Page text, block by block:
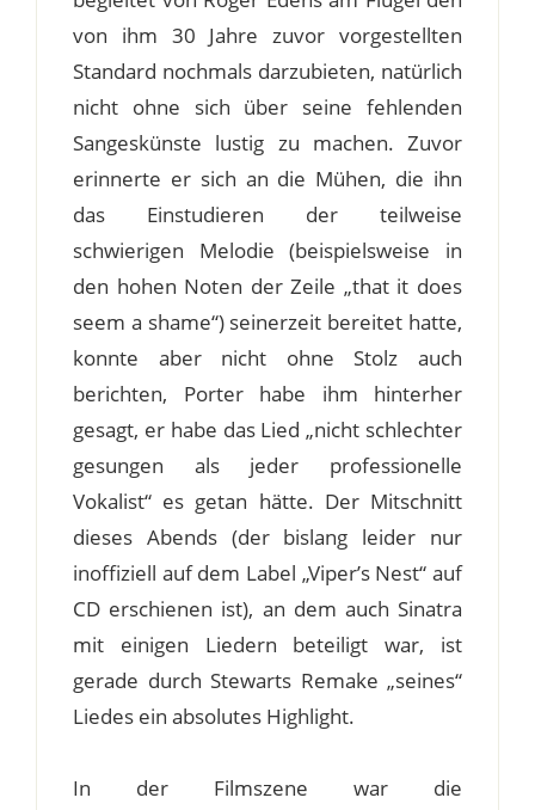
von ihm 30 Jahre zuvor vorgestellten
Standard nochmals darzubieten, natürlich
nicht ohne sich über seine fehlenden
Sangeskünste lustig zu machen. Zuvor
erinnerte er sich an die Mühen, die ihn
das Einstudieren der teilweise
schwierigen Melodie (beispielsweise in
den hohen Noten der Zeile „that it does
seem a shame“) seinerzeit bereitet hatte,
konnte aber nicht ohne Stolz auch
berichten, Porter habe ihm hinterher
gesagt, er habe das Lied „nicht schlechter
gesungen als jeder professionelle
Vokalist“ es getan hätte. Der Mitschnitt
dieses Abends (der bislang leider nur
inoffiziell auf dem Label „Viper’s Nest“ auf
CD erschienen ist), an dem auch Sinatra
mit einigen Liedern beteiligt war, ist
gerade durch Stewarts Remake „seines“
Liedes ein absolutes Highlight.
In der Filmszene war die